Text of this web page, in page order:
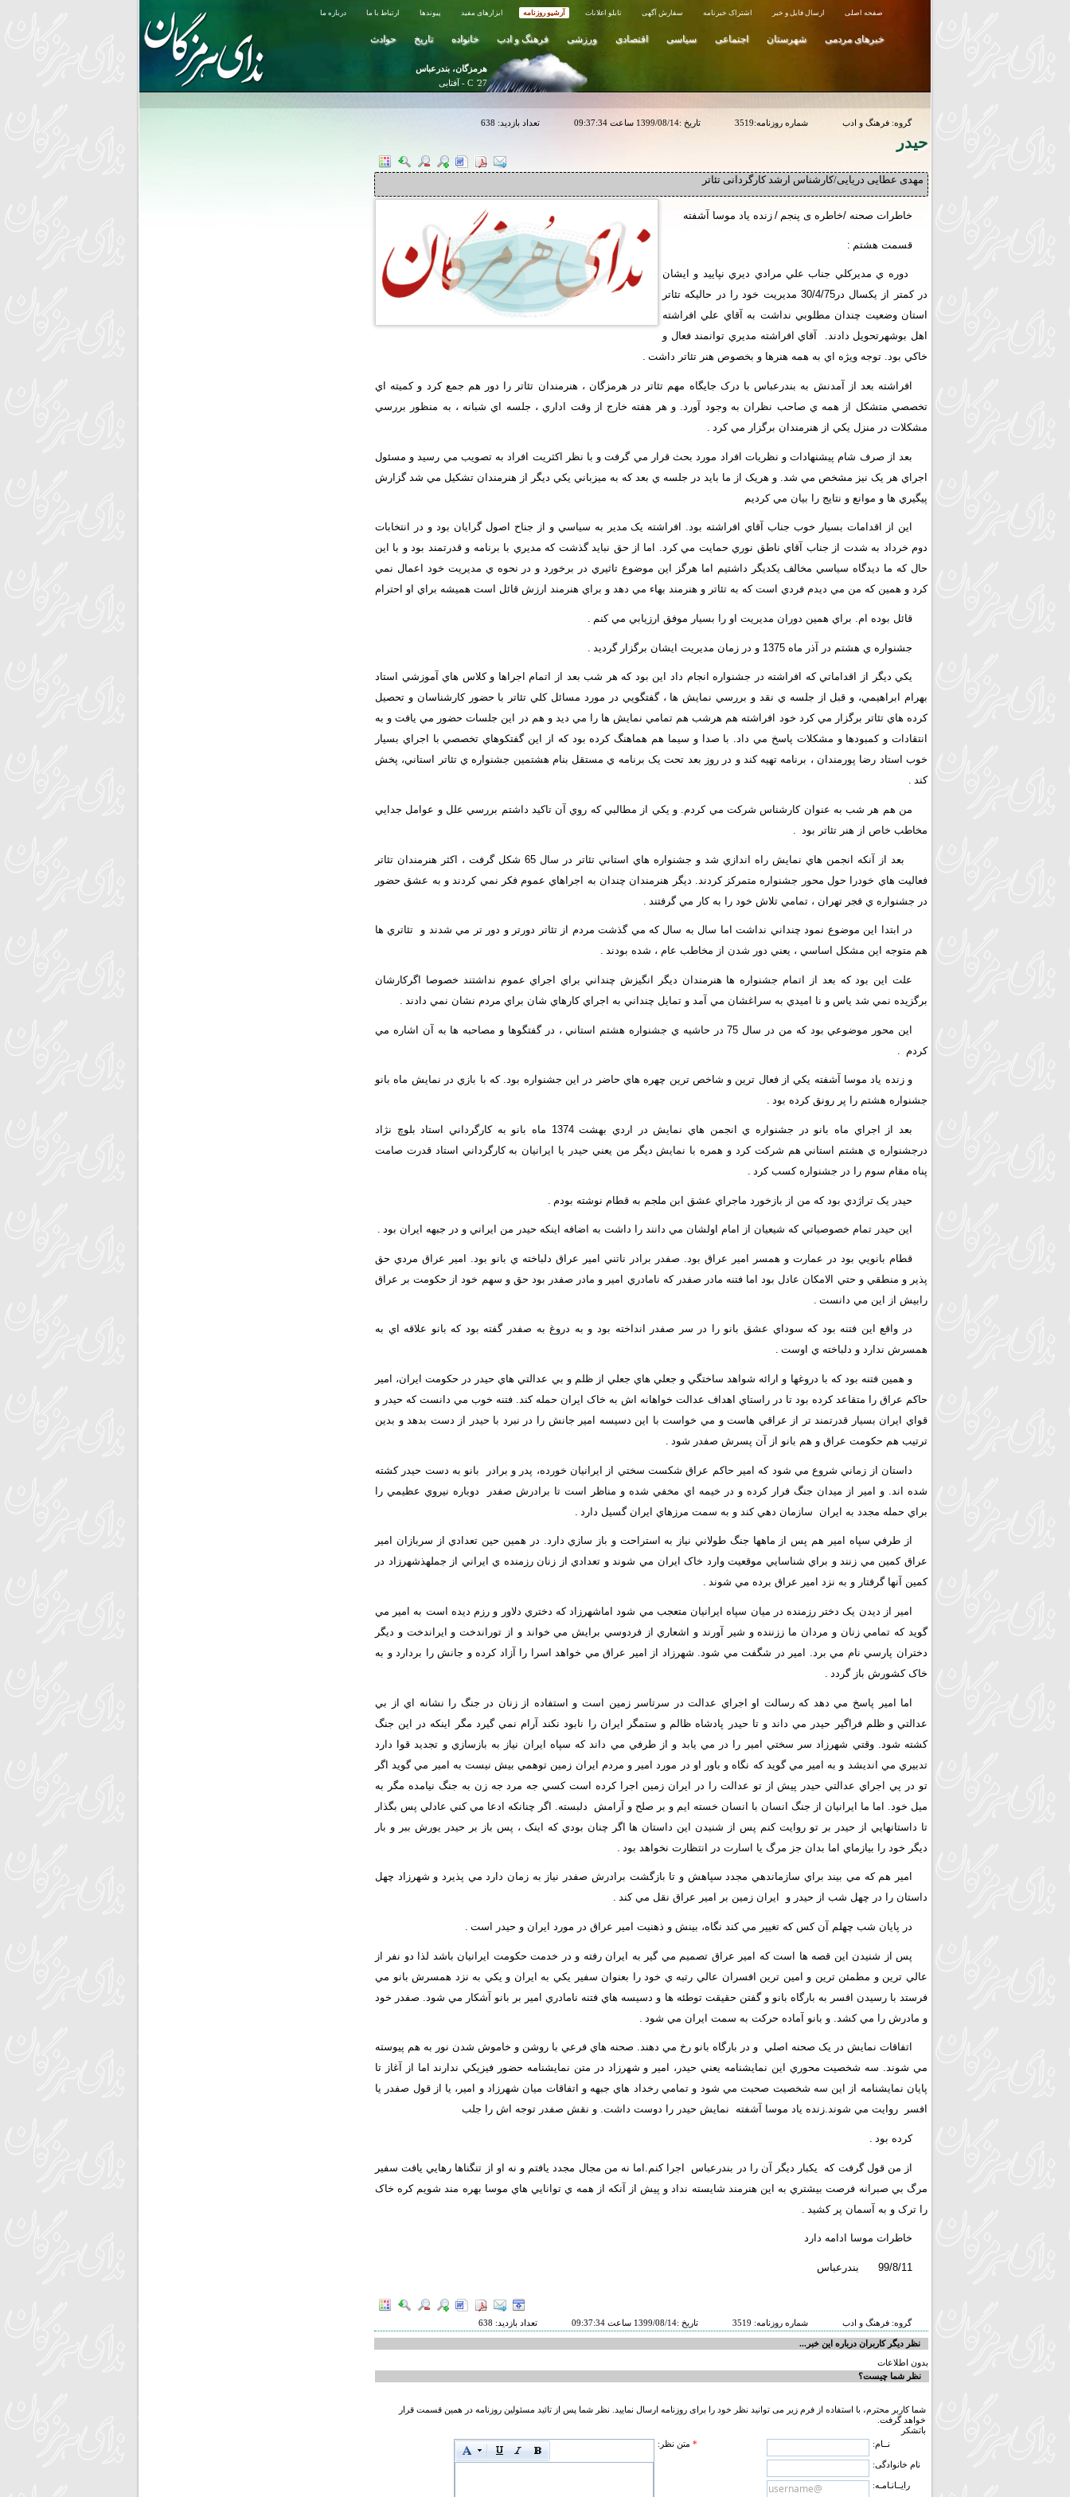
صفحه اصلی ارسال فایل و خبر اشتراک خبرنامه سفارش آگهی تابلو اعلانات آرشیو روزنامه ابزارهای مفید پیوندها ارتباط با ما درباره ما
خبرهای مردمی شهرستان اجتماعی سیاسی اقتصادی ورزشی فرهنگ و ادب خانواده تاریخ حوادث
هرمزگان، بندرعباس
27 ̊ C - آفتابی
گروه: فرهنگ و ادب شماره روزنامه:3519 تاریخ :1399/08/14 ساعت 09:37:34 تعداد بازدید: 638
حيدر
مهدی عطایی دریایی/کارشناس ارشد کارگردانی تئاتر
خاطرات صحنه /خاطره ی پنجم / زنده یاد موسا آشفته
قسمت هشتم :
دوره ي مديرکلي جناب علي مرادي ديري نپاييد و ايشان
در کمتر از يکسال در30/4/75 مديريت خود را در حاليکه تئاتر
استان وضعيت چندان مطلوبي نداشت به آقاي علي افراشته
اهل بوشهرتحويل دادند. آقاي افراشته مديري توانمند فعال و
خاکي بود. توجه ويژه اي به همه هنرها و بخصوص هنر تئاتر داشت .
افراشته بعد از آمدنش به بندرعباس با درک جايگاه مهم تئاتر در هرمزگان ، هنرمندان تئاتر را دور هم جمع کرد و کميته اي
تخصصي متشکل از همه ي صاحب نظران به وجود آورد. و هر هفته خارج از وقت اداري ، جلسه اي شبانه ، به منظور بررسي
مشکلات در منزل يکي از هنرمندان برگزار مي کرد
بعد از صرف شام پيشنهادات و نظريات افراد مورد بحث قرار مي گرفت و با نظر اکثريت افراد به تصويب مي رسيد و مسئول
اجراي هر يک نيز مشخص مي شد. و هريک از ما بايد در جلسه ي بعد که به ميزباني يکي ديگر از هنرمندان تشکيل مي شد گزارش
پيگيري ها و موانع و نتايج را بيان مي کرديم
اين از اقدامات بسيار خوب جناب آقاي افراشته بود. افراشته يک مدير به سياسي و از جناح اصول گرايان بود و در انتخابات
دوم خرداد به شدت از جناب آقاي ناطق نوري حمايت مي کرد. اما از حق نبايد گذشت که مديري با برنامه و قدرتمند بود و با اين
حال که ما ديدگاه سياسي مخالف يکديگر داشتيم اما هرگز اين موضوع تاثيري در برخورد و در نحوه ي مديريت خود اعمال نمي
کرد و همين که من مي ديدم فردي است که به تئاتر و هنرمند بهاء مي دهد و براي هنرمند ارزش قائل است هميشه براي او احترام
قائل بوده ام. براي همين دوران مديريت او را بسيار موفق ارزيابي مي کنم
جشنواره ي هشتم در آذر ماه 1375 و در زمان مديريت ايشان برگزار گرديد
يکي ديگر از اقداماتي که افراشته در جشنواره انجام داد اين بود که هر شب بعد از اتمام اجراها و کلاس هاي آموزشي استاد
بهرام ابراهيمي، و قبل از جلسه ي نقد و بررسي نمايش ها ، گفتگويي در مورد مسائل کلي تئاتر با حضور کارشناسان و تحصيل
کرده هاي تئاتر برگزار مي کرد خود افراشته هم هرشب هم تمامي نمايش ها را مي ديد و هم در اين جلسات حضور مي يافت و به
انتقادات و کمبودها و مشکلات پاسخ مي داد. با صدا و سيما هم هماهنگ کرده بود که از اين گفتکوهاي تخصصي با اجراي بسيار
خوب استاد رضا پورمندان ، برنامه تهيه کند و در روز بعد تحت يک برنامه ي مستقل بنام هشتمين جشنواره ي تئاتر استاني، پخش
کند .
من هم هر شب به عنوان کارشناس شرکت مي کردم. و يکي از مطالبي که روي آن تاکيد داشتم بررسي علل و عوامل جدايي
مخاطب خاص از هنر تئاتر بود
بعد از آنکه انجمن هاي نمايش راه اندازي شد و جشنواره هاي استاني تئاتر در سال 65 شکل گرفت ، اکثر هنرمندان تئاتر
فعاليت هاي خودرا حول محور جشنواره متمرکز کردند. ديگر هنرمندان چندان به اجراهاي عموم فکر نمي کردند و به عشق حضور
در جشنواره ي فجر تهران ، تمامي تلاش خود را به کار مي گرفتند
در ابتدا اين موضوع نمود چنداني نداشت اما سال به سال که مي گذشت مردم از تئاتر دورتر و دور تر مي شدند و تئاتري ها
هم متوجه اين مشکل اساسي ، يعني دور شدن از مخاطب عام ، شده بودند .
علت اين بود که بعد از اتمام جشنواره ها هنرمندان ديگر انگيزش چنداني براي اجراي عموم نداشتند خصوصا اگرکارشان
برگزيده نمي شد ياس و نا اميدي به سراغشان مي آمد و تمايل چنداني به اجراي کارهاي شان براي مردم نشان نمي دادند
اين محور موضوعي بود که من در سال 75 در حاشيه ي جشنواره هشتم استاني ، در گفتگوها و مصاحبه ها به آن اشاره مي
کردم
و زنده ياد موسا آشفته يکي از فعال ترين و شاخص ترين چهره هاي حاضر در اين جشنواره بود. که با بازي در نمايش ماه بانو
جشنواره هشتم را پر رونق کرده بود .
بعد از اجراي ماه بانو در جشنواره ي انجمن هاي نمايش در اردي بهشت 1374 ماه بانو به کارگرداني استاد بلوچ نژاد
درجشنواره ي هشتم استاني هم شرکت کرد و همره با نمايش ديگر من يعني حيدر يا ايرانيان به کارگرداني استاد قدرت صامت
پناه مقام سوم را در جشنواره کسب کرد
حيدر يک تراژدي بود که من از بازخورد ماجراي عشق ابن ملجم به قطام نوشته بودم
اين حيدر تمام خصوصياتي که شيعيان از امام اولشان مي دانند را داشت به اضافه اينکه حيدر من ايراني و در جبهه ايران بود .
قطام بانويي بود در عمارت و همسر امير عراق بود. صفدر برادر ناتني امير عراق دلباخته ي بانو بود. امير عراق مردي حق
پذير و منطقي و حتي الامکان عادل بود اما فتنه مادر صفدر که نامادري امير و مادر صفدر بود حق و سهم خود از حکومت بر عراق
رابيش از اين مي دانست
در واقع اين فتنه بود که سوداي عشق بانو را در سر صفدر انداخته بود و به دروغ به صفدر گفته بود که بانو علاقه اي به
همسرش ندارد و دلباخته ي اوست .
و همين فتنه بود که با دروغها و ارائه شواهد ساختگي و جعلي هاي جعلي از ظلم و بي عدالتي هاي حيدر در حکومت ايران، امير
حاکم عراق را متقاعد کرده بود تا در راستاي اهداف عدالت خواهانه اش به خاک ايران حمله کند. فتنه خوب مي دانست که حيدر و
قواي ايران بسيار قدرتمند تر از عراقي هاست و مي خواست با اين دسيسه امير جانش را در نبرد با حيدر از دست بدهد و بدين
ترتيب هم حکومت عراق و هم بانو از آن پسرش صفدر شود .
داستان از زماني شروع مي شود که امير حاکم عراق شکست سختي از ايرانيان خورده، پدر و برادر بانو به دست حيدر کشته
شده اند. و امير از ميدان جنگ فرار کرده و در خيمه اي مخفي شده و مناظر است تا برادرش صفدر دوباره نيروي عظيمي را
براي حمله مجدد به ايران سازمان دهي کند و به سمت مرزهاي ايران گسيل دارد
از طرفي سپاه امير هم پس از ماهها جنگ طولاني نياز به استراحت و باز سازي دارد. در همين حين تعدادي از سربازان امير
عراق کمين مي زنند و براي شناسايي موقعيت وارد خاک ايران مي شوند و تعدادي از زنان رزمنده ي ايراني از جملهذشهرزاد در
کمين آنها گرفتار و به نزد امير عراق برده مي شوند .
امير از ديدن يک دختر رزمنده در ميان سپاه ايرانيان متعجب مي شود اماشهرزاد که دختري دلاور و رزم ديده است به امير مي
گويد که تمامي زنان و مردان ما ززننده و شير آورند و اشعاري از فردوسي برايش مي خواند و از توراندخت و ايراندخت و ديگر
دختران پارسي نام مي برد. امير در شگفت مي شود. شهرزاد از امير عراق مي خواهد اسرا را آزاد کرده و جانش را بردارد و به
خاک کشورش باز گردد .
اما امير پاسخ مي دهد که رسالت او اجراي عدالت در سرتاسر زمين است و استفاده از زنان در جنگ را نشانه اي از بي
عدالتي و ظلم فراگير حيدر مي داند و تا حيدر پادشاه ظالم و ستمگر ايران را نابود نکند آرام نمي گيرد مگر اينکه در اين جنگ
کشته شود. وقتي شهرزاد سر سختي امير را در مي يابد و از طرفي مي داند که سپاه ايران نياز به بازسازي و تجديد قوا دارد
تدبيري مي انديشد و به امير مي گويد که نگاه و باور او در مورد امير و مردم ايران زمين توهمي بيش نيست به امير مي گويد اگر
تو در پي اجراي عدالتي حيدر پيش از تو عدالت را در ايران زمين اجرا کرده است کسي جه مرد جه زن به جنگ نيامده مگر به
ميل خود. اما ما ايرانيان از جنگ انسان با انسان خسته ايم و بر صلح و آرامش دلبسته. اگر چنانکه ادعا مي کني عادلي پس بگذار
تا داستانهايي از حيدر بر تو روايت کنم پس از شنيدن اين داستان ها اگر چنان بودي که اينک ، پس باز بر حيدر يورش ببر و بار
ديگر خود را بيازماي اما بدان جز مرگ يا اسارت در انتظارت نخواهد بود
امير هم که مي بيند براي سازماندهي مجدد سپاهش و تا بازگشت برادرش صفدر نياز به زمان دارد مي پذيرد و شهرزاد چهل
داستان را در چهل شب از حيدر و ايران زمين بر امير عراق نقل مي کند .
در پايان شب چهلم آن کس که تغيير مي کند نگاه، بينش و ذهنيت امير عراق در مورد ايران و حيدر است .
پس از شنيدن اين قصه ها است که امير عراق تصميم مي گير به ايران رفته و در خدمت حکومت ايرانيان باشد لذا دو نفر از
عالي ترين و مطمئن ترين و امين ترين افسران عالي رتبه ي خود را بعنوان سفير يکي به ايران و يکي به نزد همسرش بانو مي
فرستد با رسيدن افسر به بارگاه بانو و گفتن حقيقت توطئه ها و دسيسه هاي فتنه نامادري امير بر بانو آشکار مي شود. صفدر خود
و مادرش را مي کشد. و بانو آماده حرکت به سمت ايران مي شود
اتفاقات نمايش در يک صحنه اصلي و در بارگاه بانو رخ مي دهند. صحنه هاي فرعي با روشن و خاموش شدن نور به هم پيوسته
مي شوند. سه شخصيت محوري اين نمايشنامه يعني حيدر، امير و شهرزاد در متن نمايشنامه حضور فيزيکي ندارند اما از آغاز تا
پايان نمايشنامه از اين سه شخصيت صحبت مي شود و تمامي رخداد هاي جبهه و اتفاقات ميان شهرزاد و امير، يا از قول صفدر يا
افسر روايت مي شوند.زنده ياد موسا آشفته نمايش حيدر را دوست داشت. و نقش صفدر توجه اش را جلب
کرده بود .
از من قول گرفت که يکبار ديگر آن را در بندرعباس اجرا کنم.اما نه من مجال مجدد يافتم و نه او از تنگناها رهايي يافت سفير
مرگ بي صبرانه فرصت بيشتري به اين هنرمند شايسته نداد و پيش از آنکه از همه ي توانايي هاي موسا بهره مند شويم کره خاک
را ترک و به آسمان پر کشيد
خاطرات موسا ادامه دارد
99/8/11 بندرعباس
گروه: فرهنگ و ادب شماره روزنامه: 3519 تاریخ :1399/08/14 ساعت 09:37:34 تعداد بازدید: 638
نظر دیگر کاربران درباره این خبر...
بدون اطلاعات
نظر شما چیست؟
شما کاربر محترم، با استفاده از فرم زیر می توانید نظر خود را برای روزنامه ارسال نمایید. نظر شما پس از تائید مسئولین روزنامه در همین قسمت قرار
خواهد گرفت.
باتشکر
نــام:
* متن نظر:
نام خانوادگی:
رایــانـامـه: